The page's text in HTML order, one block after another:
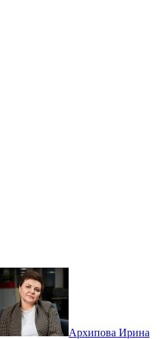
Архипова Ирина